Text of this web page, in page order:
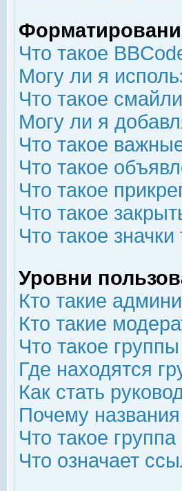
Что такое
Могу ли я
Что такое
Могу ли я
Что такое
Что такое
Что такое
Что такое
Что такое значки
Уровни
Кто такие
Кто такие
Что такое
Где находятся
Как стать
Почему
Что такое
Что означает